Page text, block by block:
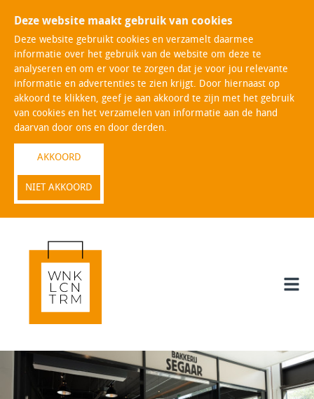
Deze website maakt gebruik van cookies
Deze website gebruikt cookies en verzamelt daarmee
informatie over het gebruik van de website om deze te
analyseren en om er voor te zorgen dat je voor jou relevante
informatie en advertenties te zien krijgt. Door hiernaast op
akkoord te klikken, geef je aan akkoord te zijn met het gebruik
van cookies en het verzamelen van informatie aan de hand
daarvan door ons en door derden.
AKKOORD
NIET AKKOORD